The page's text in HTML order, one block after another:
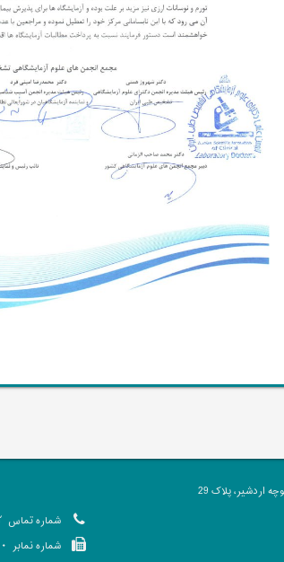
اردشیر، پلاک 29
شماره تماس
شماره نمابر